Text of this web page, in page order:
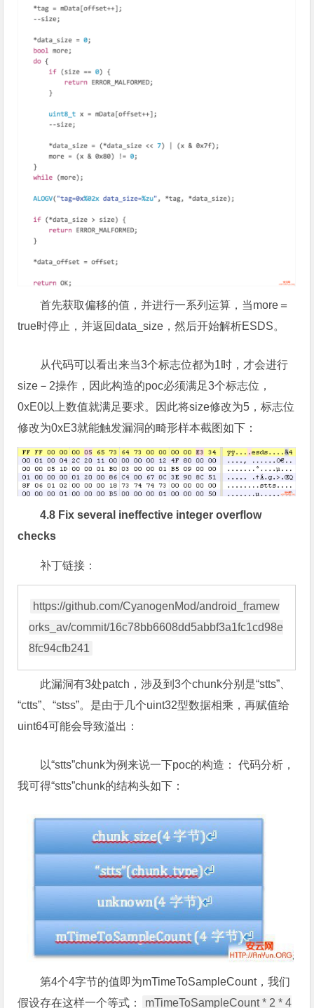
首先获取偏移的值，并进行一系列运算，当more＝
true时停止，并返回data_size，然后开始解析ESDS。
从代码可以看出来当3个标志位都为1时，才会进行
size－2操作，因此构造的poc必须满足3个标志位，
0xE0以上数值就满足要求。因此将size修改为5，标志位
修改为0xE3就能触发漏洞的畸形样本截图如下：
4.8 Fix several ineffective integer overflow
checks
补丁链接：
https://github.com/CyanogenMod/android_framew
orks_av/commit/16c78bb6608dd5abbf3a1fc1cd98e
此漏洞有3处patch，涉及到3个chunk分别是“stts”、
“ctts”、“stss”。是由于几个uint32型数据相乘，再赋值给
uint64可能会导致溢出：
以“stts”chunk为例来说一下poc的构造： 代码分析，
我可得“stts”chunk的结构头如下：
第4个4字节的值即为mTimeToSampleCount，我们
假设存在这样一个等式：
mTimeToSampleCount * 2 * 4